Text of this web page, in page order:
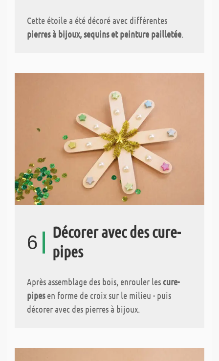
Cette étoile a été décoré avec différentes
pierres à bijoux, sequins et peinture pailletée.
6
Décorer avec des cure-
pipes
Après assemblage des bois, enrouler les cure-
pipesen forme de croix sur le milieu - puis
décorer avec des pierres à bijoux.